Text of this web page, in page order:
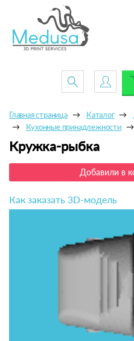
Главная страница Каталог
Кухонные принадлежности
Кружка-рыбка
Добавили в
Как заказать 3D-модель